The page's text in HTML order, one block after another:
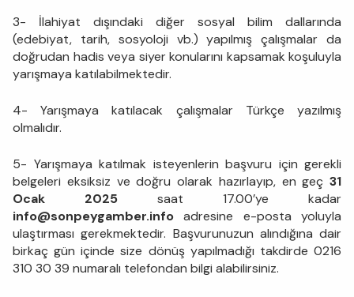
3- İlahiyat dışındaki diğer sosyal bilim dallarında
(edebiyat, tarih, sosyoloji vb.) yapılmış çalışmalar da
doğrudan hadis veya siyer konularını kapsamak koşuluyla
yarışmaya katılabilmektedir.
4- Yarışmaya katılacak çalışmalar Türkçe yazılmış
olmalıdır.
5- Yarışmaya katılmak isteyenlerin başvuru için gerekli
belgeleri eksiksiz ve doğru olarak hazırlayıp, en geç 31
Ocak 2025 saat 17.00’ye kadar
info@sonpeygamber.info adresine e-posta yoluyla
ulaştırması gerekmektedir. Başvurunuzun alındığına dair
birkaç gün içinde size dönüş yapılmadığı takdirde 0216
310 30 39 numaralı telefondan bilgi alabilirsiniz.